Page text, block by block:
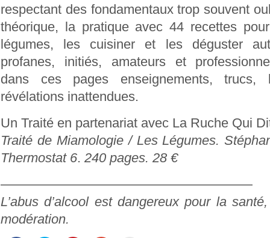
respectant des fondamentaux trop souvent
théorique, la pratique avec 44 recettes
légumes, les cuisiner et les déguster
profanes, initiés, amateurs et
dans ces pages enseignements, trucs,
révélations inattendues.
Un Traité en partenariat avec La Ruche Qui
Traité de Miamologie / Les Légumes.
Thermostat 6. 240 pages. 28 €
———————————————————
L’abus d’alcool est dangereux pour la
modération.